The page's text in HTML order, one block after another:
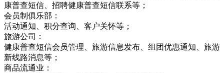
康普查短信、招聘健康普查短信联系等；
会员制俱乐部：
活动通知、积分查询、客户关怀等；
旅游公司：
健康普查短信会员管理、旅游信息发布、组团优惠通知、旅游
新线路消息等；
商品流通业：